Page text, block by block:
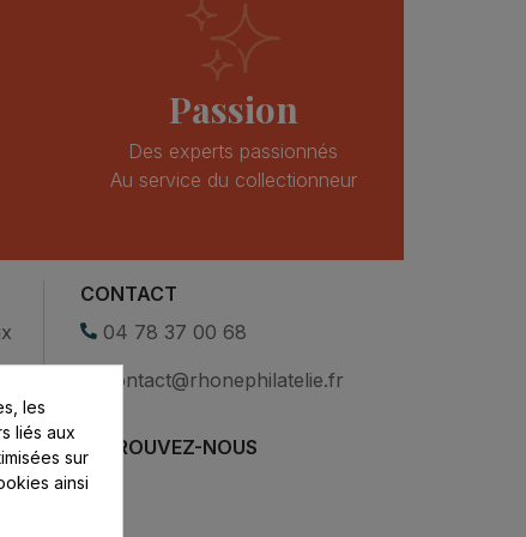
Passion
Des experts passionnés
Au service du collectionneur
CONTACT
04 78 37 00 68
contact@rhonephilatelie.fr
RETROUVEZ-NOUS
les
liés aux
sur
ainsi